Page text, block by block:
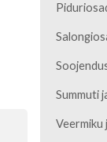
Summuti
Veermiku